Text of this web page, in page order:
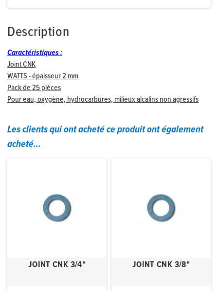
Description
Caractéristiques :
Joint CNK
WATTS - épaisseur 2 mm
Pack de 25 pièces
Pour eau, oxygène, hydrocarbures, milieux alcalins non agressifs
Les clients qui ont acheté ce produit ont également
acheté...
JOINT CNK 3/4" JOINT CNK 3/8"